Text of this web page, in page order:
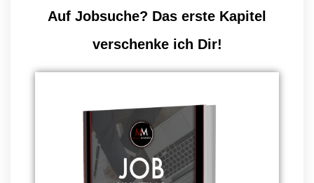
Auf Jobsuche? Das erste Kapitel
verschenke ich Dir!